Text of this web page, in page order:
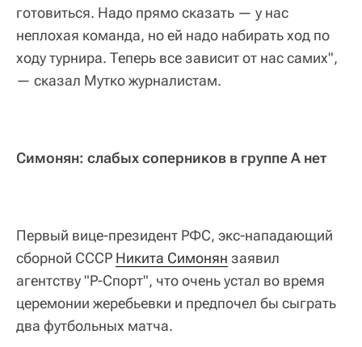
готовиться. Надо прямо сказать — у нас
неплохая команда, но ей надо набирать ход по
ходу турнира. Теперь все зависит от нас самих",
— сказал Мутко журналистам.
Симонян: слабых соперников в группе А нет
Первый вице-президент РФС, экс-нападающий
сборной СССР Никита Симонян заявил
агентству "Р-Спорт", что очень устал во время
церемонии жеребьевки и предпочел бы сыграть
два футбольных матча.